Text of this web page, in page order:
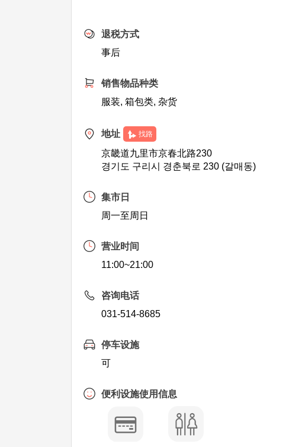
退税方式
事后
销售物品种类
服装, 箱包类, 杂货
地址 找路
京畿道九里市京春北路230
경기도 구리시 경춘북로 230 (갈매동)
集市日
周一至周日
营业时间
11:00~21:00
咨询电话
031-514-8685
停车设施
可
便利设施使用信息